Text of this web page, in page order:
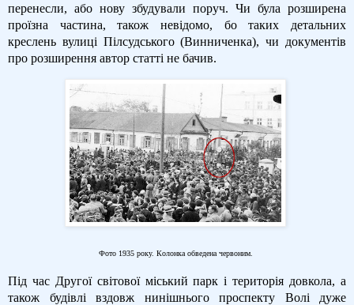
перенесли, або нову збудували поруч. Чи була розширена
проїзна частина, також невідомо, бо таких детальних
креслень вулиці Пілсудського (Винниченка), чи документів
про розширення автор статті не бачив.
Фото 1935 року. Колонка обведена червоним.
Під час Другої світової міський парк і територія довкола, а
також будівлі вздовж нинішнього проспекту Волі дуже